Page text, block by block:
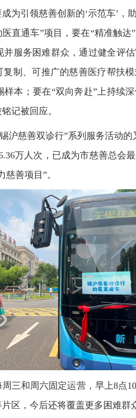
为引领慈善创新的‘示范车’
直通车”项目，要在“精准触
服务困难群众，通过健全评
制、可推广的慈善医疗帮扶
本；要在“双向奔赴”上持续
记被回应。
沪慈善双诊行”系列服务活动
万人次，已成为市慈善总会
善项目”。
三和周六固定运营，早上8点
区，今后还将覆盖更多困难群